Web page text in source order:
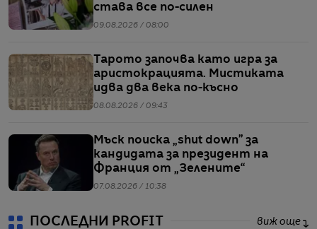
става все по-силен
09.08.2026 / 08:00
Тарото започва като игра за
аристокрацията. Мистиката
идва два века по-късно
08.08.2026 / 09:43
Мъск поиска „shut down” за
кандидата за президент на
Франция от „Зелените“
07.08.2026 / 10:38
ПОСЛЕДНИ PROFIT виж още